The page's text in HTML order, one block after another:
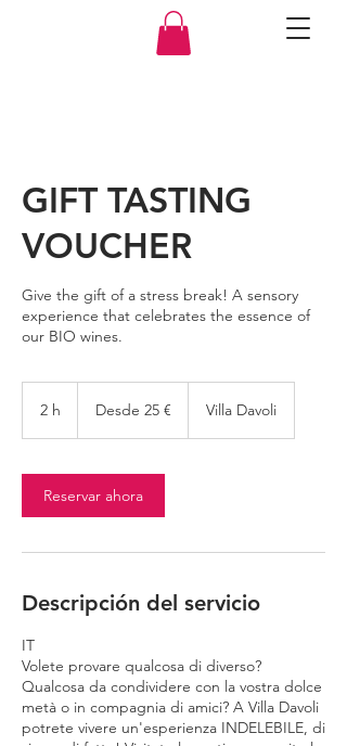
GIFT TASTING
VOUCHER
Give the gift of a stress break! A sensory
experience that celebrates the essence of
our BIO wines.
2 h
eurosDesde 25 € Villa Davoli
Reservar ahora
Descripción del servicio
IT
Volete provare qualcosa di diverso?
Qualcosa da condividere con la vostra dolce
metà o in compagnia di amici? A Villa Davoli
potrete vivere un'esperienza INDELEBILE, di